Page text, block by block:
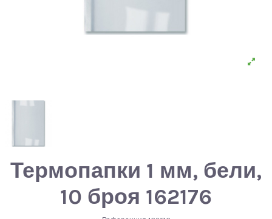
Термопапки 1 мм, бели,
10 броя 162176